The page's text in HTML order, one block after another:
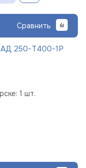
Сравнить
АД 250-Т400-1Р
1 шт.